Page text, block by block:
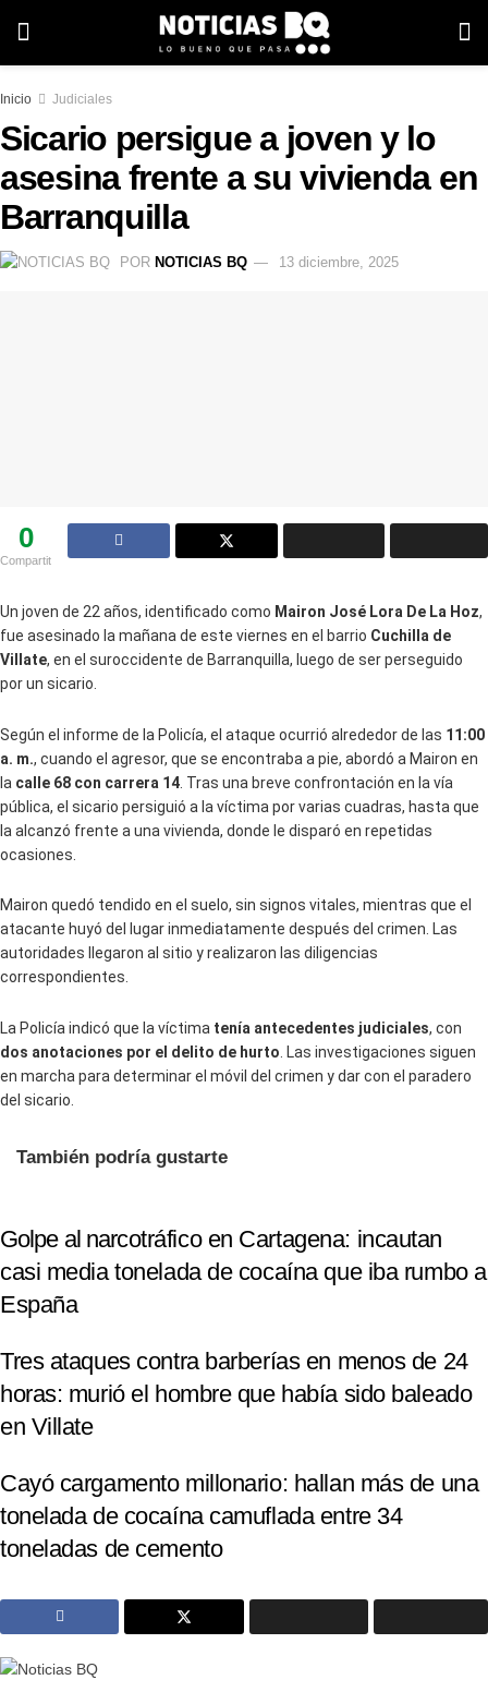
Inicio Judiciales
Sicario persigue a joven y lo
asesina frente a su vivienda en
Barranquilla
POR NOTICIAS BQ 13 diciembre, 2025
0
Compartit
Un joven de 22 años, identificado como Mairon José Lora De La Hoz,
fue asesinado la mañana de este viernes en el barrio Cuchilla de
Villate, en el suroccidente de Barranquilla, luego de ser perseguido
por un sicario.
Según el informe de la Policía, el ataque ocurrió alrededor de las 11:00
a. m., cuando el agresor, que se encontraba a pie, abordó a Mairon en
la calle 68 con carrera 14 . Tras una breve confrontación en la vía
pública, el sicario persiguió a la víctima por varias cuadras, hasta que
la alcanzó frente a una vivienda, donde le disparó en repetidas
ocasiones.
Mairon quedó tendido en el suelo, sin signos vitales, mientras que el
atacante huyó del lugar inmediatamente después del crimen. Las
autoridades llegaron al sitio y realizaron las diligencias
correspondientes.
La Policía indicó que la víctima tenía antecedentes judiciales, con
dos anotaciones por el delito de hurto . Las investigaciones siguen
en marcha para determinar el móvil del crimen y dar con el paradero
del sicario.
También podría gustarte
Golpe al narcotráfico en Cartagena: incautan
casi media tonelada de cocaína que iba rumbo a
España
Tres ataques contra barberías en menos de 24
horas: murió el hombre que había sido baleado
en Villate
Cayó cargamento millonario: hallan más de una
tonelada de cocaína camuflada entre 34
toneladas de cemento